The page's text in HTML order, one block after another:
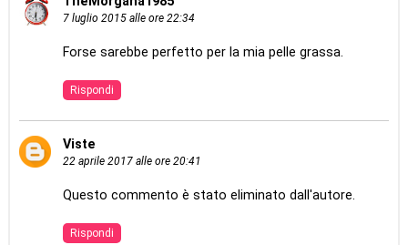
7 luglio 2015 alle ore 22:34
Forse sarebbe perfetto per la mia pelle grassa.
Rispondi
Viste
22 aprile 2017 alle ore 20:41
Questo commento è stato eliminato dall'autore.
Rispondi